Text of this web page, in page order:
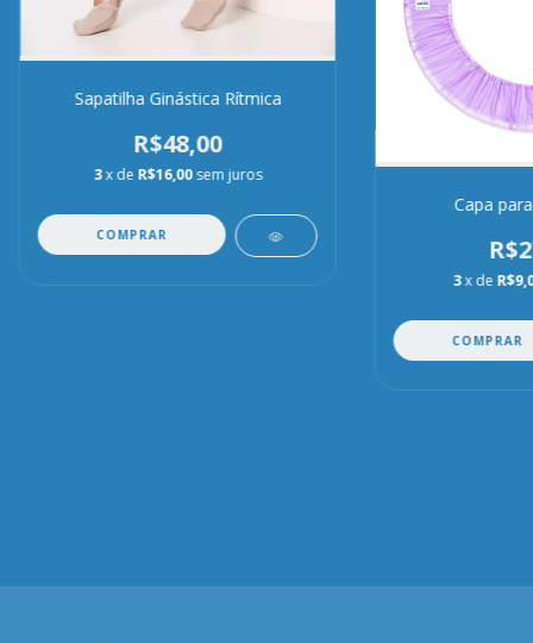
Sapatilha Ginástica Rítmica
R$48,00
3x de R$16,00 sem juros
COMPRAR
Capa
3x de
COMPRAR